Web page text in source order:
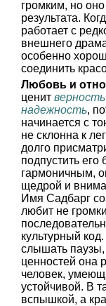
громким, но
результата.
работает с
внешнего
особенно
соединить
Любовь и
ценит верность
надежность,
начинается с
не склонна к
долго
подпустить
гармоничным,
щедрой и
Имя Садбарг
любит не
культурный
слышать паузы,
ценностей она
человек,
устойчивой. В
вспышкой, а